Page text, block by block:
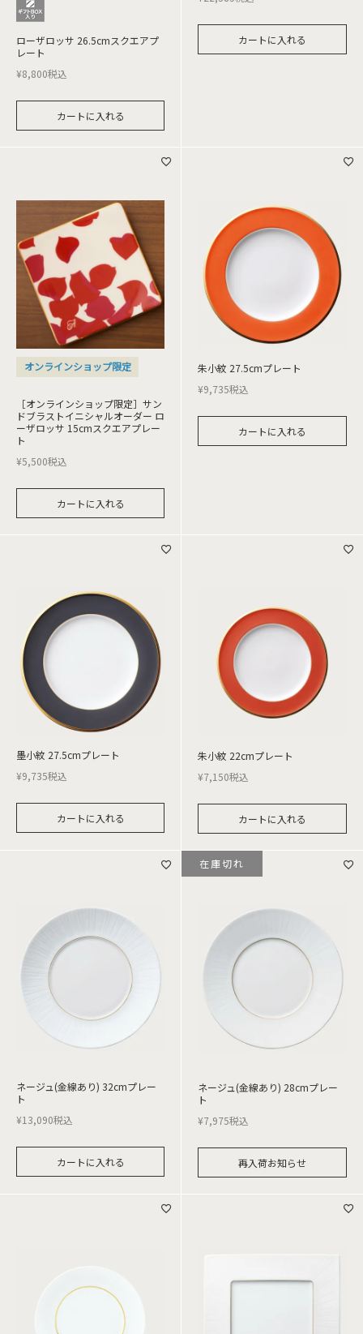
ローザロッサ 26.5cmスクエアプ
レート
¥8,800税込
カートに入れる
カートに入れる
オンラインショップ限定
［オンラインショップ限定］サン
ドブラストイニシャルオーダー ロ
ーザロッサ 15cmスクエアプレー
ト
¥5,500税込
カートに入れる
朱小紋 27.5cmプレート
¥9,735税込
カートに入れる
墨小紋 27.5cmプレート
¥9,735税込
カートに入れる
朱小紋 22cmプレート
¥7,150税込
カートに入れる
ネージュ(金線あり) 32cmプレー
ト
¥13,090税込
カートに入れる
ネージュ(金線あり) 28cmプレー
ト
¥7,975税込
再入荷お知らせ
在庫切れ